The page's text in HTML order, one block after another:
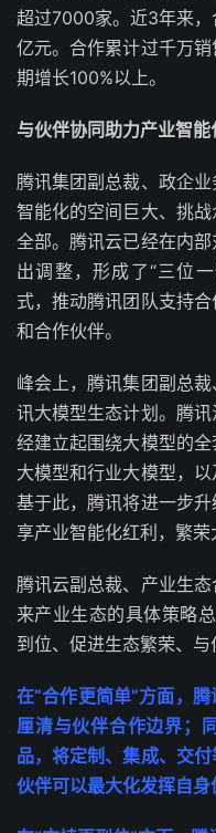
超过7000家。近3年来
亿元。合作累计过千万
期增长100%以上。
与伙伴协同助力产业智能
腾讯集团副总裁、政企
智能化的空间巨大、挑
全部。腾讯云已经在内
出调整，形成了“三位
式，推动腾讯团队支持
和合作伙伴。
峰会上，腾讯集团副总
讯大模型生态计划。腾
经建立起围绕大模型的
大模型和行业大模型，以
基于此，腾讯将进一步
享产业智能化红利，繁荣
腾讯云副总裁、产业生
来产业生态的具体策略
到位、促进生态繁荣、与
在“合作更简单”方面，腾
厘清与伙伴合作边界；
品，将定制、集成、交
伙伴可以最大化发挥自身